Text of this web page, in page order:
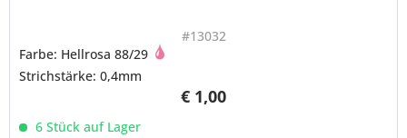
#13032
€ 1,00
Farbe: Hellrosa 88/29
Strichstärke: 0,4mm
6 Stück auf Lager